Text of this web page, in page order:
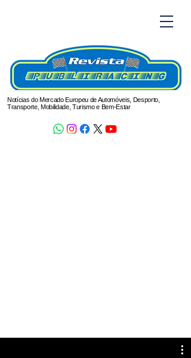
Notícias do Mercado Europeu de Automóveis, Desporto,
Transporte, Mobilidade, Turismo e Bem-Estar